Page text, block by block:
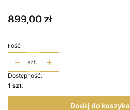
Cena
899,00 zł
Ilość
szt.
Dostępność:
1 szt.
Dodaj do koszyka